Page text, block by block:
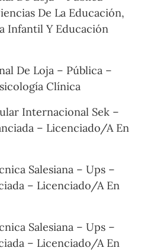
De La Educación,
Infantil Y Educación
De Loja – Pública –
Clínica
Internacional Sek –
– Licenciado/A En
Salesiana – Ups –
– Licenciado/A En
Salesiana – Ups –
– Licenciado/A En